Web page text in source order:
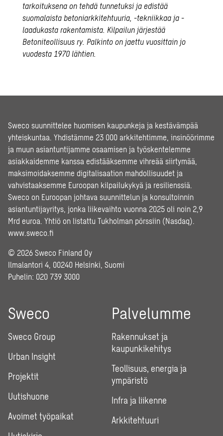
tarkoituksena on tehdä tunnetuksi ja edistää
suomalaista betoniarkkitehtuuria, -tekniikkaa ja -
laadukasta rakentamista. Kilpailun järjestää
Betoniteollisuus ry. Palkinto on jaettu vuosittain jo
vuodesta 1970 lähtien.
Sweco suunnittelee huomisen kaupunkeja ja kestävämpää
yhteiskuntaa. Yhdistämme 23 000 arkkitehtimme, insinöörimme
ja muun asiantuntijamme osaamisen ja työskentelemme
asiakkaidemme kanssa edistääksemme vihreää siirtymää,
maksimoidaksemme digitalisaation mahdollisuudet ja
vahvistaaksemme Euroopan kilpailukykyä ja resilienssiä.
Sweco on Euroopan johtava suunnittelun ja konsultoinnin
asiantuntijayritys, jonka liikevaihto vuonna 2025 oli noin 2,9
Mrd euroa. Yhtiö on listattu Tukholman pörssiin (Nasdaq).
www.sweco.fi
© 2026 Sweco Finland Oy
Ilmalantori 4, 00240 Helsinki, Suomi
Puhelin: 020 739 3000
Sweco
Sweco Group
Urban Insight
Projektit
Uutishuone
Avoimet työpaikat
Palvelumme
Rakennukset ja
kaupunkikehitys
Teollisuus, energia ja
ympäristö
Infra ja liikenne
Arkkitehtuuri